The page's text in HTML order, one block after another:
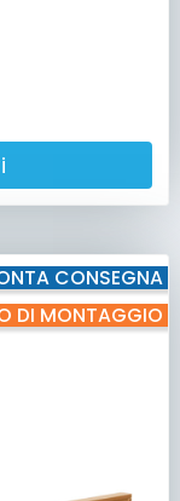
CONSEGNA
DI MONTAGGIO